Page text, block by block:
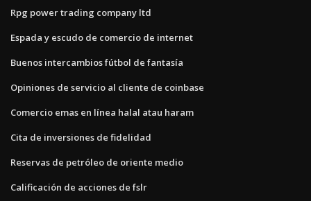
Rpg power trading company ltd
Espada y escudo de comercio de internet
Buenos intercambios fútbol de fantasía
Opiniones de servicio al cliente de coinbase
Comercio emas en línea halal atau haram
Cita de inversiones de fidelidad
Reservas de petróleo de oriente medio
Calificación de acciones de fslr